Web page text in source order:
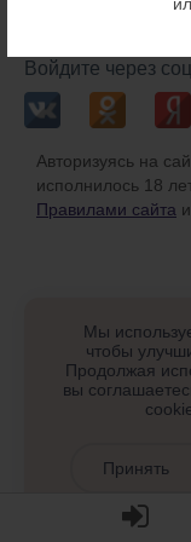
Войдите через
Авторизуясь на
исполнилось 18
Правилами сайта и
Мы
чтобы
Продолжая
вы
Принять